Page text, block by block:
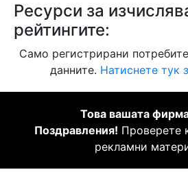
Ресурси за
рейтингите:
Само регистрирани
данните. Натиснете тук
Това вашата
Поздравления! Проверете
рекламни